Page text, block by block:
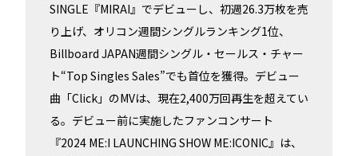
SINGLE『MIRAI』でデビューし、初週26.3万枚を売
り上げ、オリコン週間シングルランキング1位、
Billboard JAPAN週間シングル・セールス・チャー
ト“Top Singles Sales”でも首位を獲得。デビュー
曲「Click」のMVは、現在2,400万回再生を超えてい
る。デビュー前に実施したファンコンサート
『2024 ME:I LAUNCHING SHOW ME:ICONIC』は、